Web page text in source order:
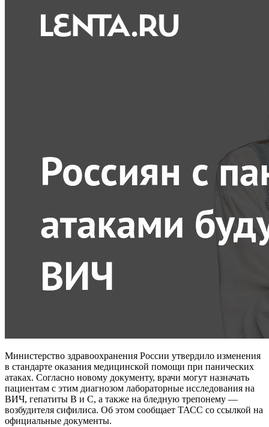
Министерство здравоохранения России утвердило изменения
в стандарте оказания медицинской помощи при панических
атаках. Согласно новому документу, врачи могут назначать
пациентам с этим диагнозом лабораторные исследования на
ВИЧ, гепатиты B и C, а также на бледную трепонему —
возбудителя сифилиса. Об этом сообщает ТАСС со ссылкой на
официальные документы.